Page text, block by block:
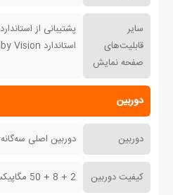
سایر
قابلیت‌های
صفحه نمایش
استاندارد Dolby Vision
دوربین
دوربین دوربین اصلی سه‌گانه
کیفیت دوربین 2 + 8 + 50 مگاپیکسل